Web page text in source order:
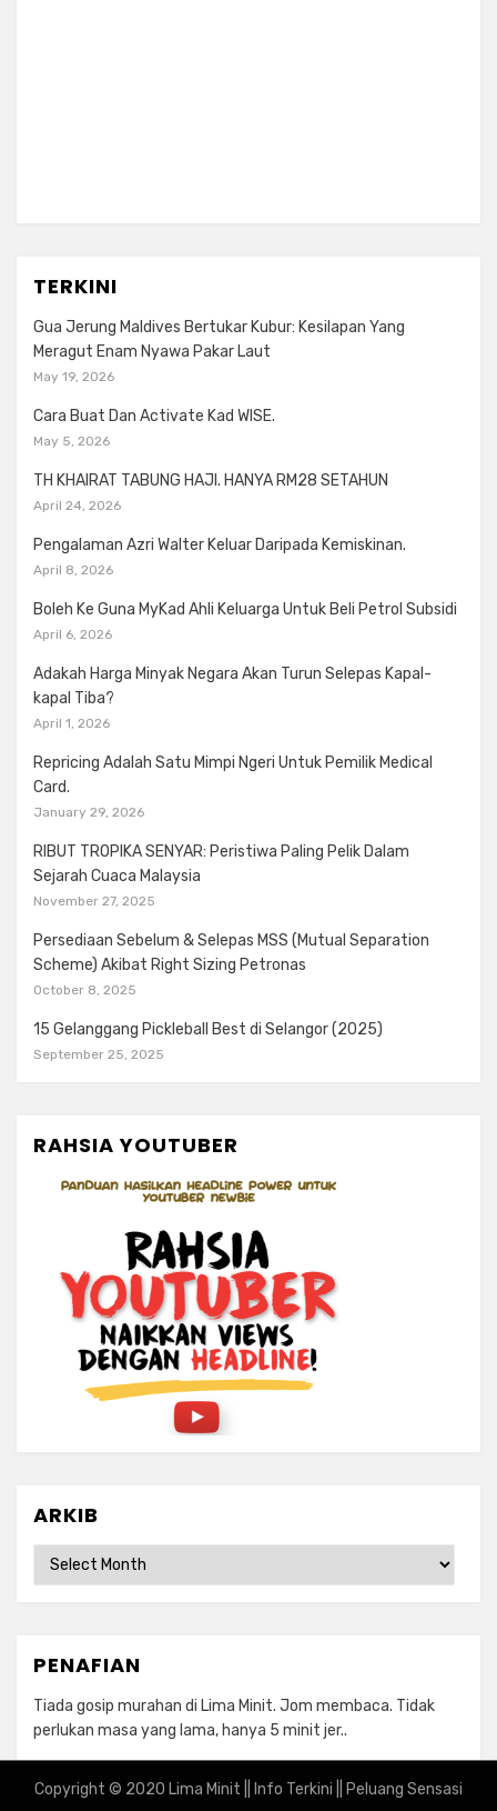
TERKINI
Gua Jerung Maldives Bertukar Kubur: Kesilapan Yang
Meragut Enam Nyawa Pakar Laut
May 19, 2026
Cara Buat Dan Activate Kad WISE.
May 5, 2026
TH KHAIRAT TABUNG HAJI. HANYA RM28 SETAHUN
April 24, 2026
Pengalaman Azri Walter Keluar Daripada Kemiskinan.
April 8, 2026
Boleh Ke Guna MyKad Ahli Keluarga Untuk Beli Petrol Subsidi
April 6, 2026
Adakah Harga Minyak Negara Akan Turun Selepas Kapal-
kapal Tiba?
April 1, 2026
Repricing Adalah Satu Mimpi Ngeri Untuk Pemilik Medical
Card.
January 29, 2026
RIBUT TROPIKA SENYAR: Peristiwa Paling Pelik Dalam
Sejarah Cuaca Malaysia
November 27, 2025
Persediaan Sebelum & Selepas MSS (Mutual Separation
Scheme) Akibat Right Sizing Petronas
October 8, 2025
15 Gelanggang Pickleball Best di Selangor (2025)
September 25, 2025
RAHSIA YOUTUBER
ARKIB
ARKIB
PENAFIAN
Tiada gosip murahan di Lima Minit. Jom membaca. Tidak
perlukan masa yang lama, hanya 5 minit jer..
Copyright © 2020 Lima Minit || Info Terkini || Peluang Sensasi